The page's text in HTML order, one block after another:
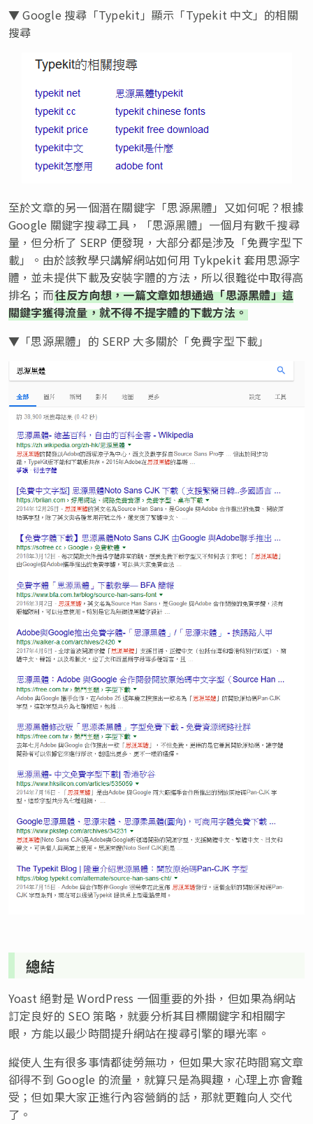
▼ Google 搜尋「Typekit」顯示「Typekit 中文」的相關
搜尋
至於文章的另一個潛在關鍵字「思源黑體」又如何呢？根據
Google 關鍵字搜尋工具，「思源黑體」一個月有數千搜尋
量，但分析了 SERP 便發現，大部分都是涉及「免費字型下
載」。由於該教學只講解網站如何用 Tykpekit 套用思源字
體，並未提供下載及安裝字體的方法，所以很難從中取得高
排名；而往反方向想，一篇文章如想通過「思源黑體」這
關鍵字獲得流量，就不得不提字體的下載方法。
▼「思源黑體」的 SERP 大多關於「免費字型下載」
總結
Yoast 絕對是 WordPress 一個重要的外掛，但如果為網站
訂定良好的 SEO 策略，就要分析其目標關鍵字和相關字
眼，方能以最少時間提升網站在搜尋引擎的曝光率。
縱使人生有很多事情都徒勞無功，但如果大家花時間寫文章
卻得不到 Google 的流量，就算只是為興趣，心理上亦會難
受；但如果大家正進行內容營銷的話，那就更難向人交代
了。